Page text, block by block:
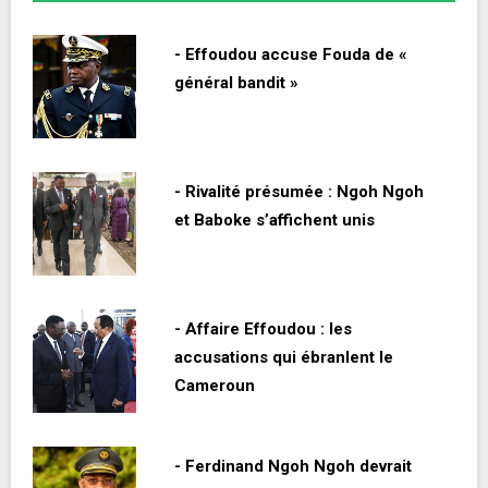
- Effoudou accuse Fouda de «
général bandit »
- Rivalité présumée : Ngoh Ngoh
et Baboke s’affichent unis
- Affaire Effoudou : les
accusations qui ébranlent le
Cameroun
- Ferdinand Ngoh Ngoh devrait